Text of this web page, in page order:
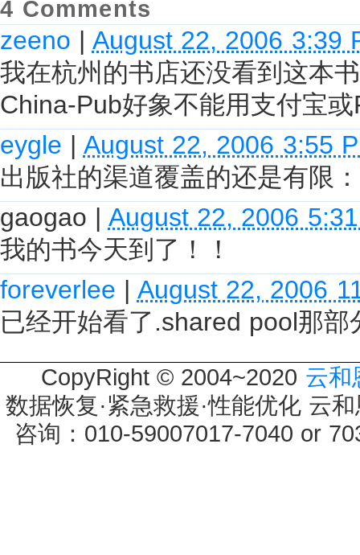
4 Comments
zeeno | August 22, 2006 3:39
我在杭州的书店还没看到这本
China-Pub好象不能用支付宝
eygle | August 22, 2006 3:55
出版社的渠道覆盖的还是有限
gaogao | August 22, 2006
我的书今天到了！！
foreverlee | August 22, 2006
已经开始看了.shared pool那
CopyRight © 2004~2020 云和
数据恢复·紧急救援·性能优化 云
咨询：010-59007017-7040 or